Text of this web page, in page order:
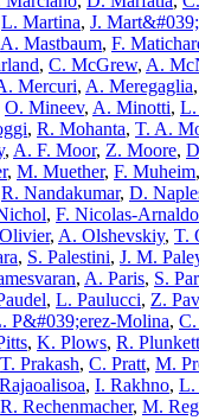
L. Martina, J.
A. Mastbaum, F.
, C. McGrew, A.
Mercuri, A. Meregaglia,
O. Mineev, A. Minotti, L.
, R. Mohanta, T. A.
, A. F. Moor, Z. Moore,
, M. Muether, F. Muheim,
R. Nandakumar, D.
, F. Nicolas-
, A. Olshevskiy, T.
, S. Palestini, J. M.
, A. Paris, S.
, L. Paulucci, Z.
P&#039;erez-Molina, C.
, K. Plows, R. Plunkett
T. Prakash, C. Pratt, M.
, I. Rakhno, L.
R. Rechenmacher, M.